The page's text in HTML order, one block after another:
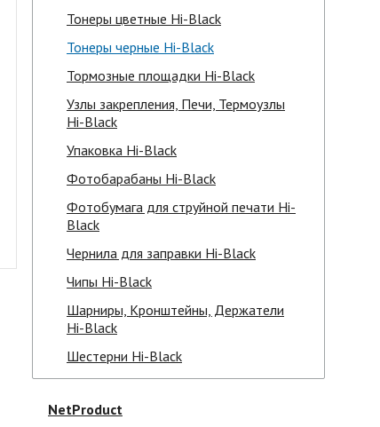
Тонеры цветные Hi-Black
Тонеры черные Hi-Black
Тормозные площадки Hi-Black
Узлы закрепления, Печи, Термоузлы
Hi-Black
Упаковка Hi-Black
Фотобарабаны Hi-Black
Фотобумага для струйной печати Hi-
Black
Чернила для заправки Hi-Black
Чипы Hi-Black
Шарниры, Кронштейны, Держатели
Hi-Black
Шестерни Hi-Black
NetProduct